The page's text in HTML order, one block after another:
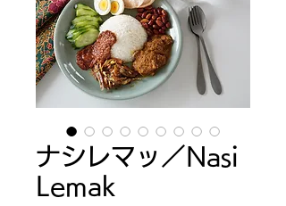
ナシレマッ／Nasi
Lemak